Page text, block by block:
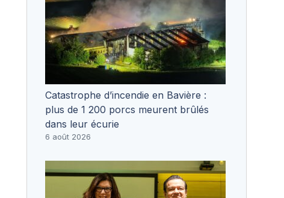
Catastrophe d’incendie en Bavière :
plus de 1 200 porcs meurent brûlés
dans leur écurie
6 août 2026